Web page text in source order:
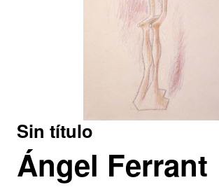
Sin título
Ángel Ferrant